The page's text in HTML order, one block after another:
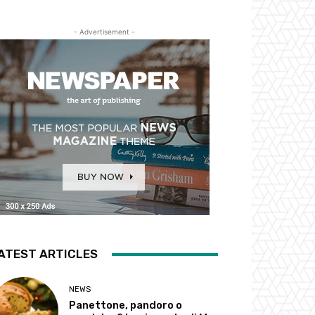
- Advertisement -
ARTICLES
NEWS
Panettone, pandoro o